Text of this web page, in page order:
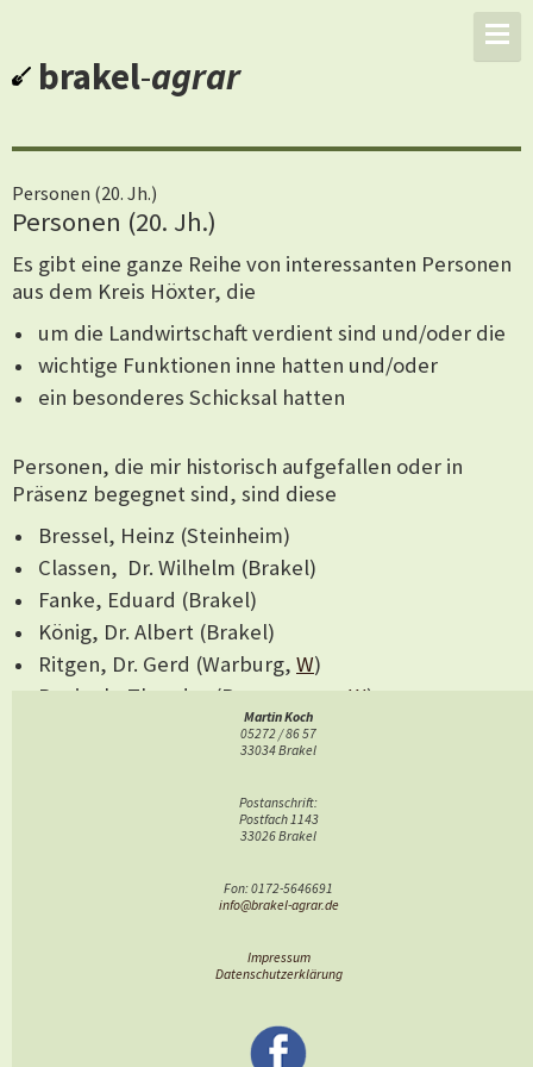
brakel-agrar
Personen (20. Jh.)
Personen (20. Jh.)
Es gibt eine ganze Reihe von interessanten Personen
aus dem Kreis Höxter, die
um die Landwirtschaft verdient sind und/oder die
wichtige Funktionen inne hatten und/oder
ein besonderes Schicksal hatten
Personen, die mir historisch aufgefallen oder in
Präsenz begegnet sind, sind diese
Bressel, Heinz (Steinheim)
Classen, Dr. Wilhelm (Brakel)
Fanke, Eduard (Brakel)
König, Dr. Albert (Brakel)
Ritgen, Dr. Gerd (Warburg, W)
Roeingh, Theodor (Beverungen, W)
Weitere Personen, die einen Wikipedia-Eintrag (W)
Kanne, Bernd von (Steinheim-Breitenhaupt,
Menke, Prof. Dr. Karl Heinz (Univ. Hohenheim,
Martin Koch
05272 / 86 57
33034 Brakel
Postanschrift:
Postfach 1143
33026 Brakel
Fon: 0172-5646691
info@brakel-agrar.de
Impressum
Datenschutzerklärung